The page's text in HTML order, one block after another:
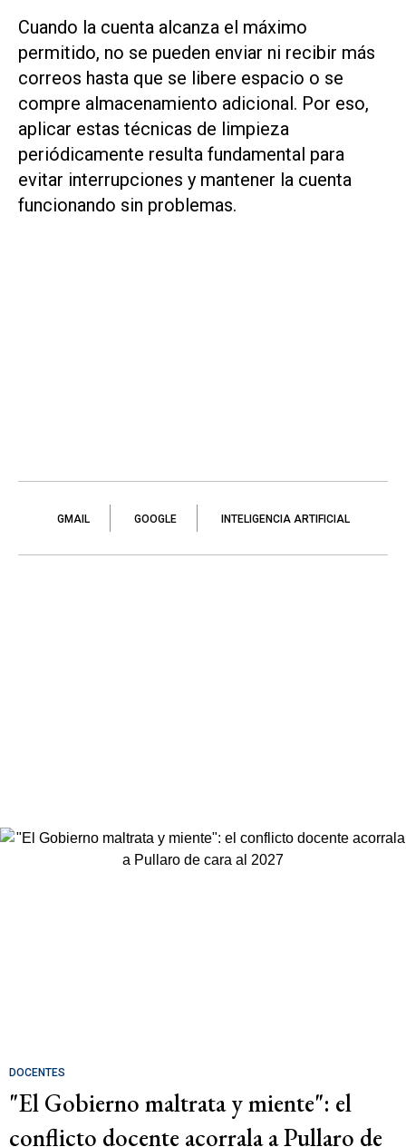
Cuando la cuenta alcanza el máximo
permitido, no se pueden enviar ni recibir más
correos hasta que se libere espacio o se
compre almacenamiento adicional. Por eso,
aplicar estas técnicas de limpieza
periódicamente resulta fundamental para
evitar interrupciones y mantener la cuenta
funcionando sin problemas.
GMAIL GOOGLE INTELIGENCIA ARTIFICIAL
DOCENTES
"El Gobierno maltrata y miente": el
conflicto docente acorrala a Pullaro de